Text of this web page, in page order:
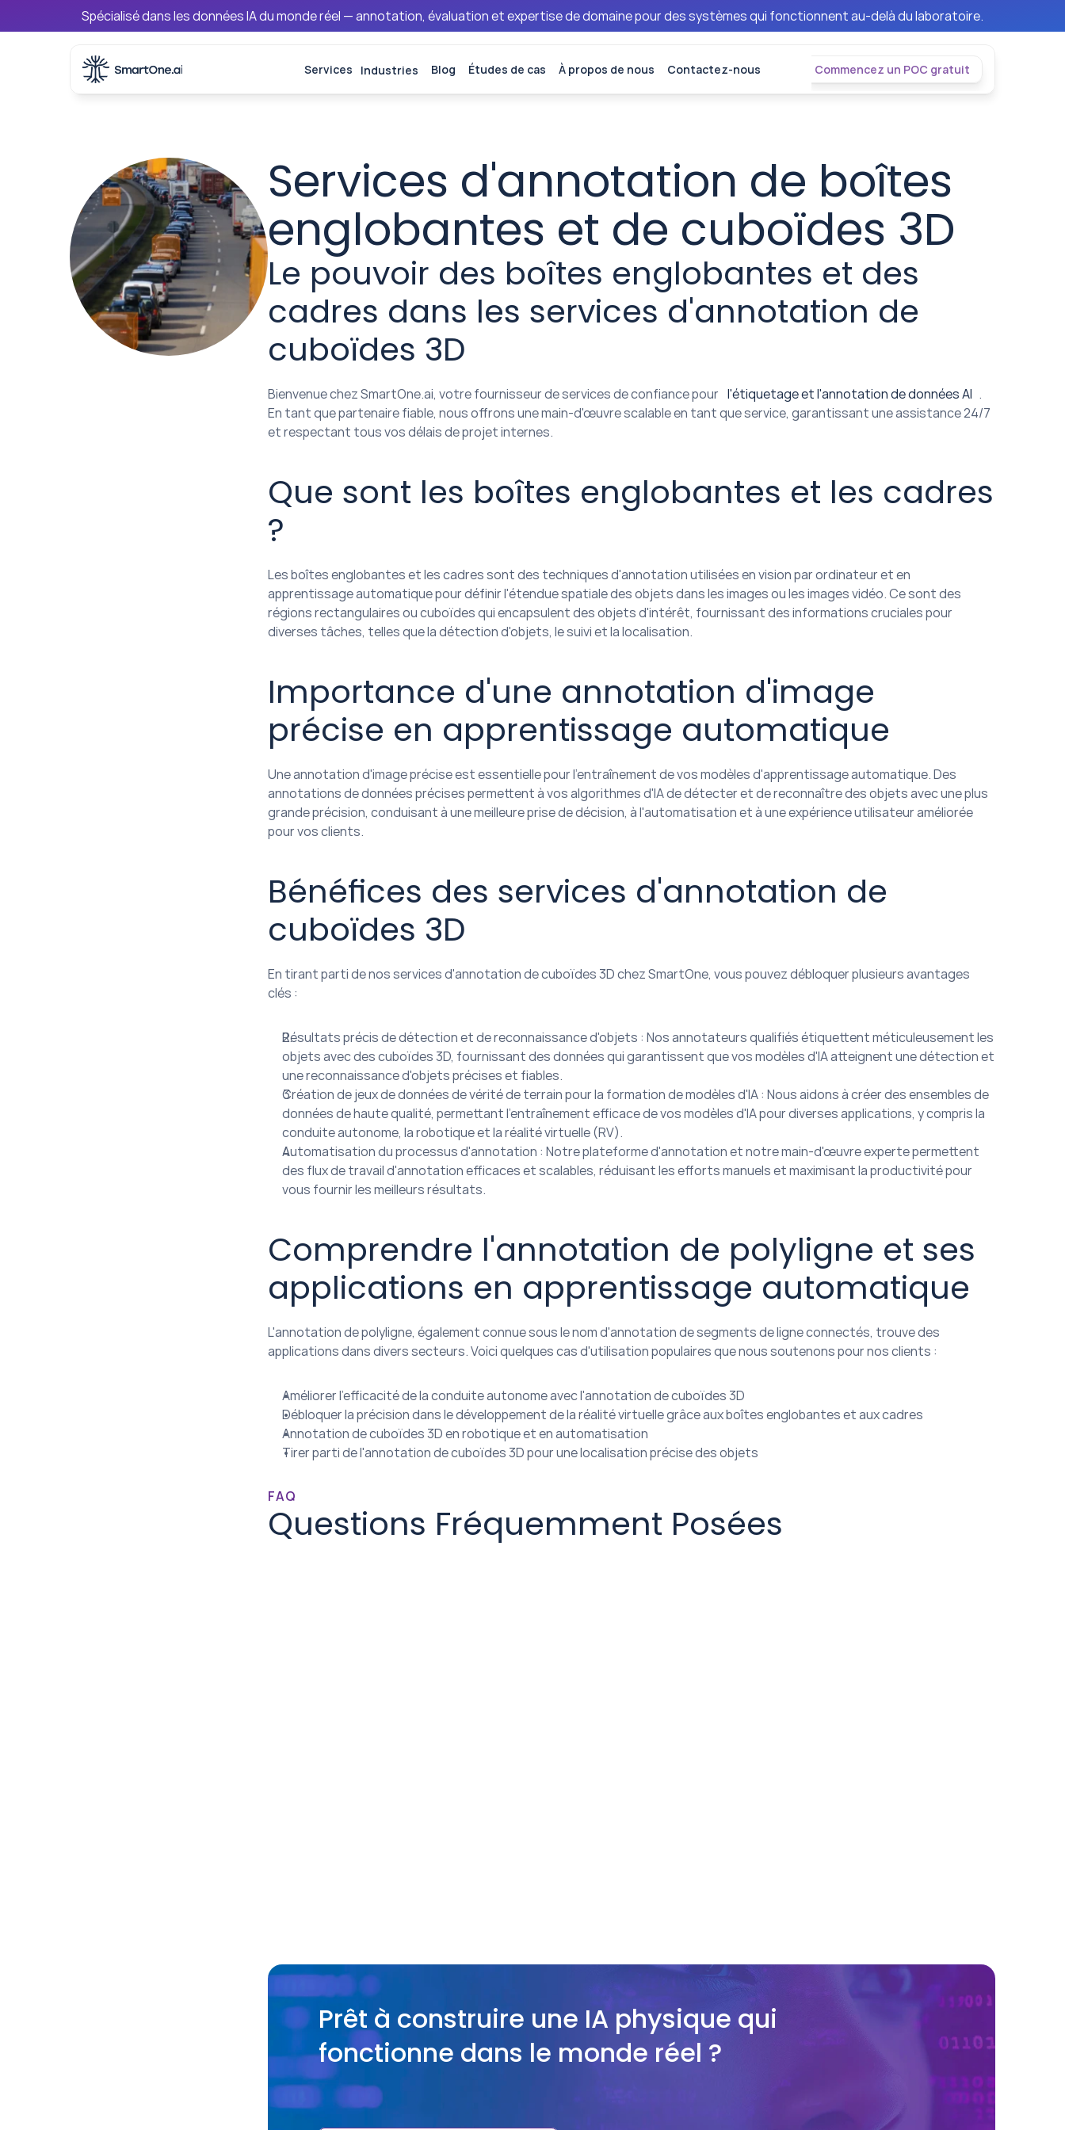
Spécialisé dans les données IA du monde réel — annotation, évaluation et expertise de domaine pour des systèmes qui fonctionnent au-delà du laboratoire.
Services Industries Blog Études de cas À propos de nous Contactez-nous Commencez un POC gratuit
Services d'annotation de boîtes
englobantes et de cuboïdes 3D
Le pouvoir des boîtes englobantes et des
cadres dans les services d'annotation de
cuboïdes 3D
Bienvenue chez SmartOne.ai, votre fournisseur de services de confiance pour l'étiquetage et l'annotation de données AI .
En tant que partenaire fiable, nous offrons une main-d'œuvre scalable en tant que service, garantissant une assistance 24/7
et respectant tous vos délais de projet internes.
Que sont les boîtes englobantes et les cadres
?
Les boîtes englobantes et les cadres sont des techniques d'annotation utilisées en vision par ordinateur et en
apprentissage automatique pour définir l'étendue spatiale des objets dans les images ou les images vidéo. Ce sont des
régions rectangulaires ou cuboïdes qui encapsulent des objets d'intérêt, fournissant des informations cruciales pour
diverses tâches, telles que la détection d'objets, le suivi et la localisation.
Importance d'une annotation d'image
précise en apprentissage automatique
Une annotation d'image précise est essentielle pour l'entraînement de vos modèles d'apprentissage automatique. Des
annotations de données précises permettent à vos algorithmes d'IA de détecter et de reconnaître des objets avec une plus
grande précision, conduisant à une meilleure prise de décision, à l'automatisation et à une expérience utilisateur améliorée
pour vos clients.
Bénéfices des services d'annotation de
cuboïdes 3D
En tirant parti de nos services d'annotation de cuboïdes 3D chez SmartOne, vous pouvez débloquer plusieurs avantages
clés :
Résultats précis de détection et de reconnaissance d'objets : Nos annotateurs qualifiés étiquettent méticuleusement les
objets avec des cuboïdes 3D, fournissant des données qui garantissent que vos modèles d'IA atteignent une détection et
une reconnaissance d'objets précises et fiables.
Création de jeux de données de vérité de terrain pour la formation de modèles d'IA : Nous aidons à créer des ensembles de
données de haute qualité, permettant l'entraînement efficace de vos modèles d'IA pour diverses applications, y compris la
conduite autonome, la robotique et la réalité virtuelle (RV).
Automatisation du processus d'annotation : Notre plateforme d'annotation et notre main-d'œuvre experte permettent
des flux de travail d'annotation efficaces et scalables, réduisant les efforts manuels et maximisant la productivité pour
vous fournir les meilleurs résultats.
Comprendre l'annotation de polyligne et ses
applications en apprentissage automatique
L'annotation de polyligne, également connue sous le nom d'annotation de segments de ligne connectés, trouve des
applications dans divers secteurs. Voici quelques cas d'utilisation populaires que nous soutenons pour nos clients :
Améliorer l'efficacité de la conduite autonome avec l'annotation de cuboïdes 3D
Débloquer la précision dans le développement de la réalité virtuelle grâce aux boîtes englobantes et aux cadres
Annotation de cuboïdes 3D en robotique et en automatisation
Tirer parti de l'annotation de cuboïdes 3D pour une localisation précise des objets
FAQ
Questions Fréquemment Posées
Prêt à construire une IA physique qui
fonctionne dans le monde réel ?